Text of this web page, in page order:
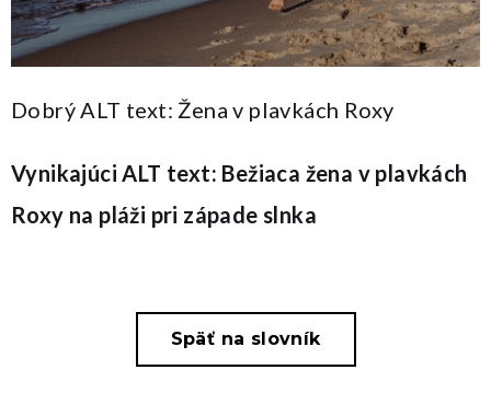
Dobrý ALT text: Žena v plavkách Roxy
Vynikajúci ALT text: Bežiaca žena v plavkách
Roxy na pláži pri západe slnka
Späť na slovník